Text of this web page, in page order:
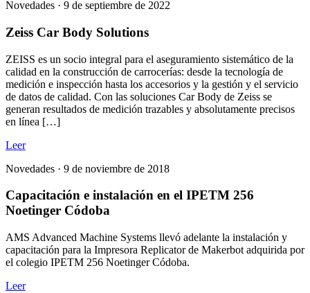
Novedades · 9 de septiembre de 2022
Zeiss Car Body Solutions
ZEISS es un socio integral para el aseguramiento sistemático de la
calidad en la construcción de carrocerías: desde la tecnología de
medición e inspección hasta los accesorios y la gestión y el servicio
de datos de calidad. Con las soluciones Car Body de Zeiss se
generan resultados de medición trazables y absolutamente precisos
en línea […]
Leer
Novedades · 9 de noviembre de 2018
Capacitación e instalación en el IPETM 256
Noetinger Códoba
AMS Advanced Machine Systems llevó adelante la instalación y
capacitación para la Impresora Replicator de Makerbot adquirida por
el colegio IPETM 256 Noetinger Códoba.
Leer